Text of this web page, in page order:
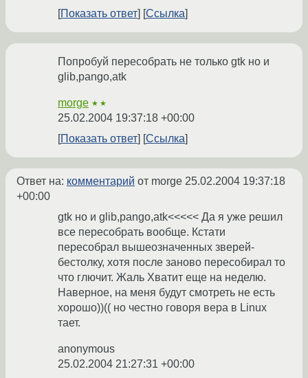
Показать ответ
Ссылка
Попробуй пересобрать не только gtk но и
glib,pango,atk
morge ★★
25.02.2004 19:37:18 +00:00
Показать ответ
Ссылка
Ответ на: комментарий от morge 25.02.2004 19:37:18
+00:00
gtk но и glib,pango,atk<<<<< Да я уже решил
все пересобрать вообще. Кстати
пересобрал вышеозначенных зверей-
бестолку, хотя после заново пересобирал то
что глючит. Жаль Хватит еще на неделю.
Наверное, на меня будут смотреть не есть
хорошо))(( но честно говоря вера в Linux
тает.
anonymous
25.02.2004 21:27:31 +00:00